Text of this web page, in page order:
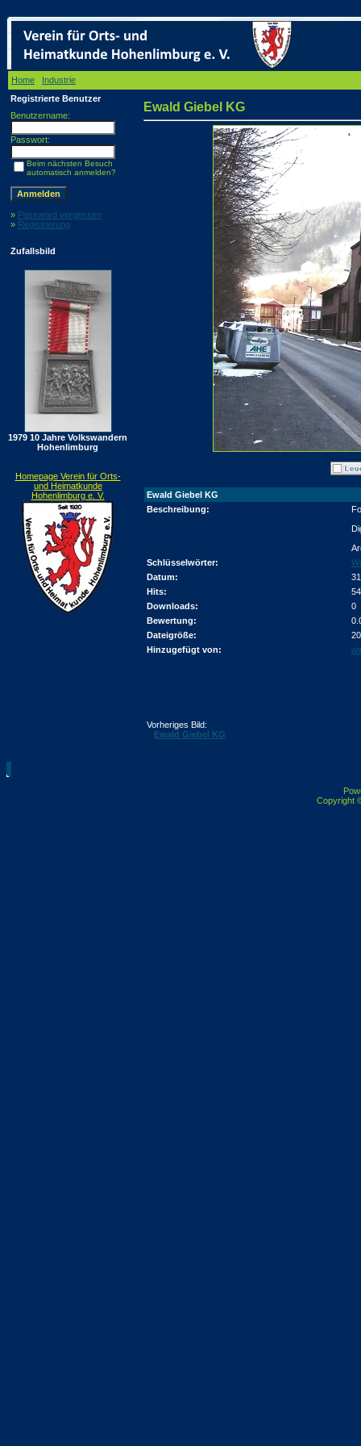
Home Industrie
Registrierte Benutzer
Benutzername:
Passwort:
Beim nächsten Besuch
automatisch anmelden?
» Password vergessen
» Registrierung
Zufallsbild
1979 10 Jahre Volkswandern
Hohenlimburg
Homepage Verein für Orts-
und Heimatkunde
Hohenlimburg e. V.
Ewald Giebel KG
Ewald Giebel KG
Beschreibung:
Schlüsselwörter:
Datum:
Hits:
Downloads:
0
Bewertung:
Dateigröße:
Hinzugefügt von:
Vorheriges Bild:
Ewald Giebel KG
Copyright